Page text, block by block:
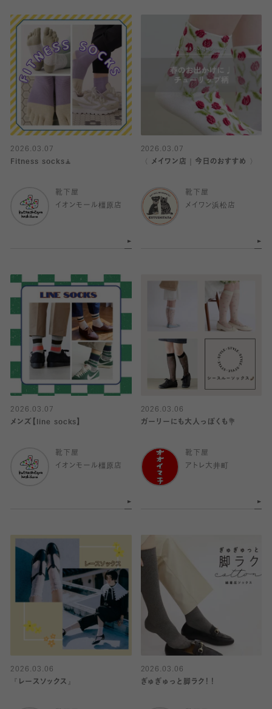
2026.03.07
Fitness socks🧘
靴下屋
イオンモール橿原店
2026.03.07
〈 メイワン店｜今日のおすすめ 〉
靴下屋
メイワン浜松店
2026.03.07
メンズ【line socks】
靴下屋
イオンモール橿原店
2026.03.06
ガーリーにも大人っぽくも💐
靴下屋
アトレ大井町
2026.03.06
『レースソックス』
2026.03.06
ぎゅぎゅっと脚ラク！！